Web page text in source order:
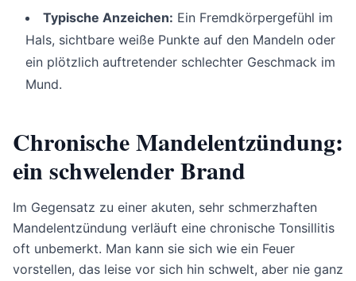
Typische Anzeichen: Ein Fremdkörpergefühl im
Hals, sichtbare weiße Punkte auf den Mandeln oder
ein plötzlich auftretender schlechter Geschmack im
Mund.
Chronische Mandelentzündung:
ein schwelender Brand
Im Gegensatz zu einer akuten, sehr schmerzhaften
Mandelentzündung verläuft eine chronische Tonsillitis
oft unbemerkt. Man kann sie sich wie ein Feuer
vorstellen, das leise vor sich hin schwelt, aber nie ganz